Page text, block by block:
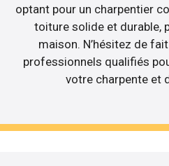
optant pour un charpentier
toiture solide et durable,
maison. N’hésitez de
professionnels qualifiés
votre charpente et